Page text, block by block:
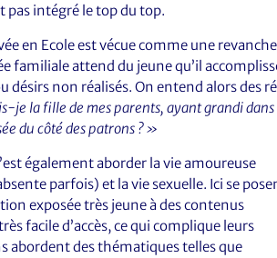
pas intégré le top du top.
en Ecole est vécue comme une
familiale attend du jeune qu’il
désirs non réalisés. On entend alors des
je la fille de mes parents, ayant grandi dans
du côté des patrons ? »
également aborder la vie amoureuse
parfois) et la vie sexuelle. Ici se
exposée très jeune à des contenus
facile d’accès, ce qui complique leurs
abordent des thématiques telles que